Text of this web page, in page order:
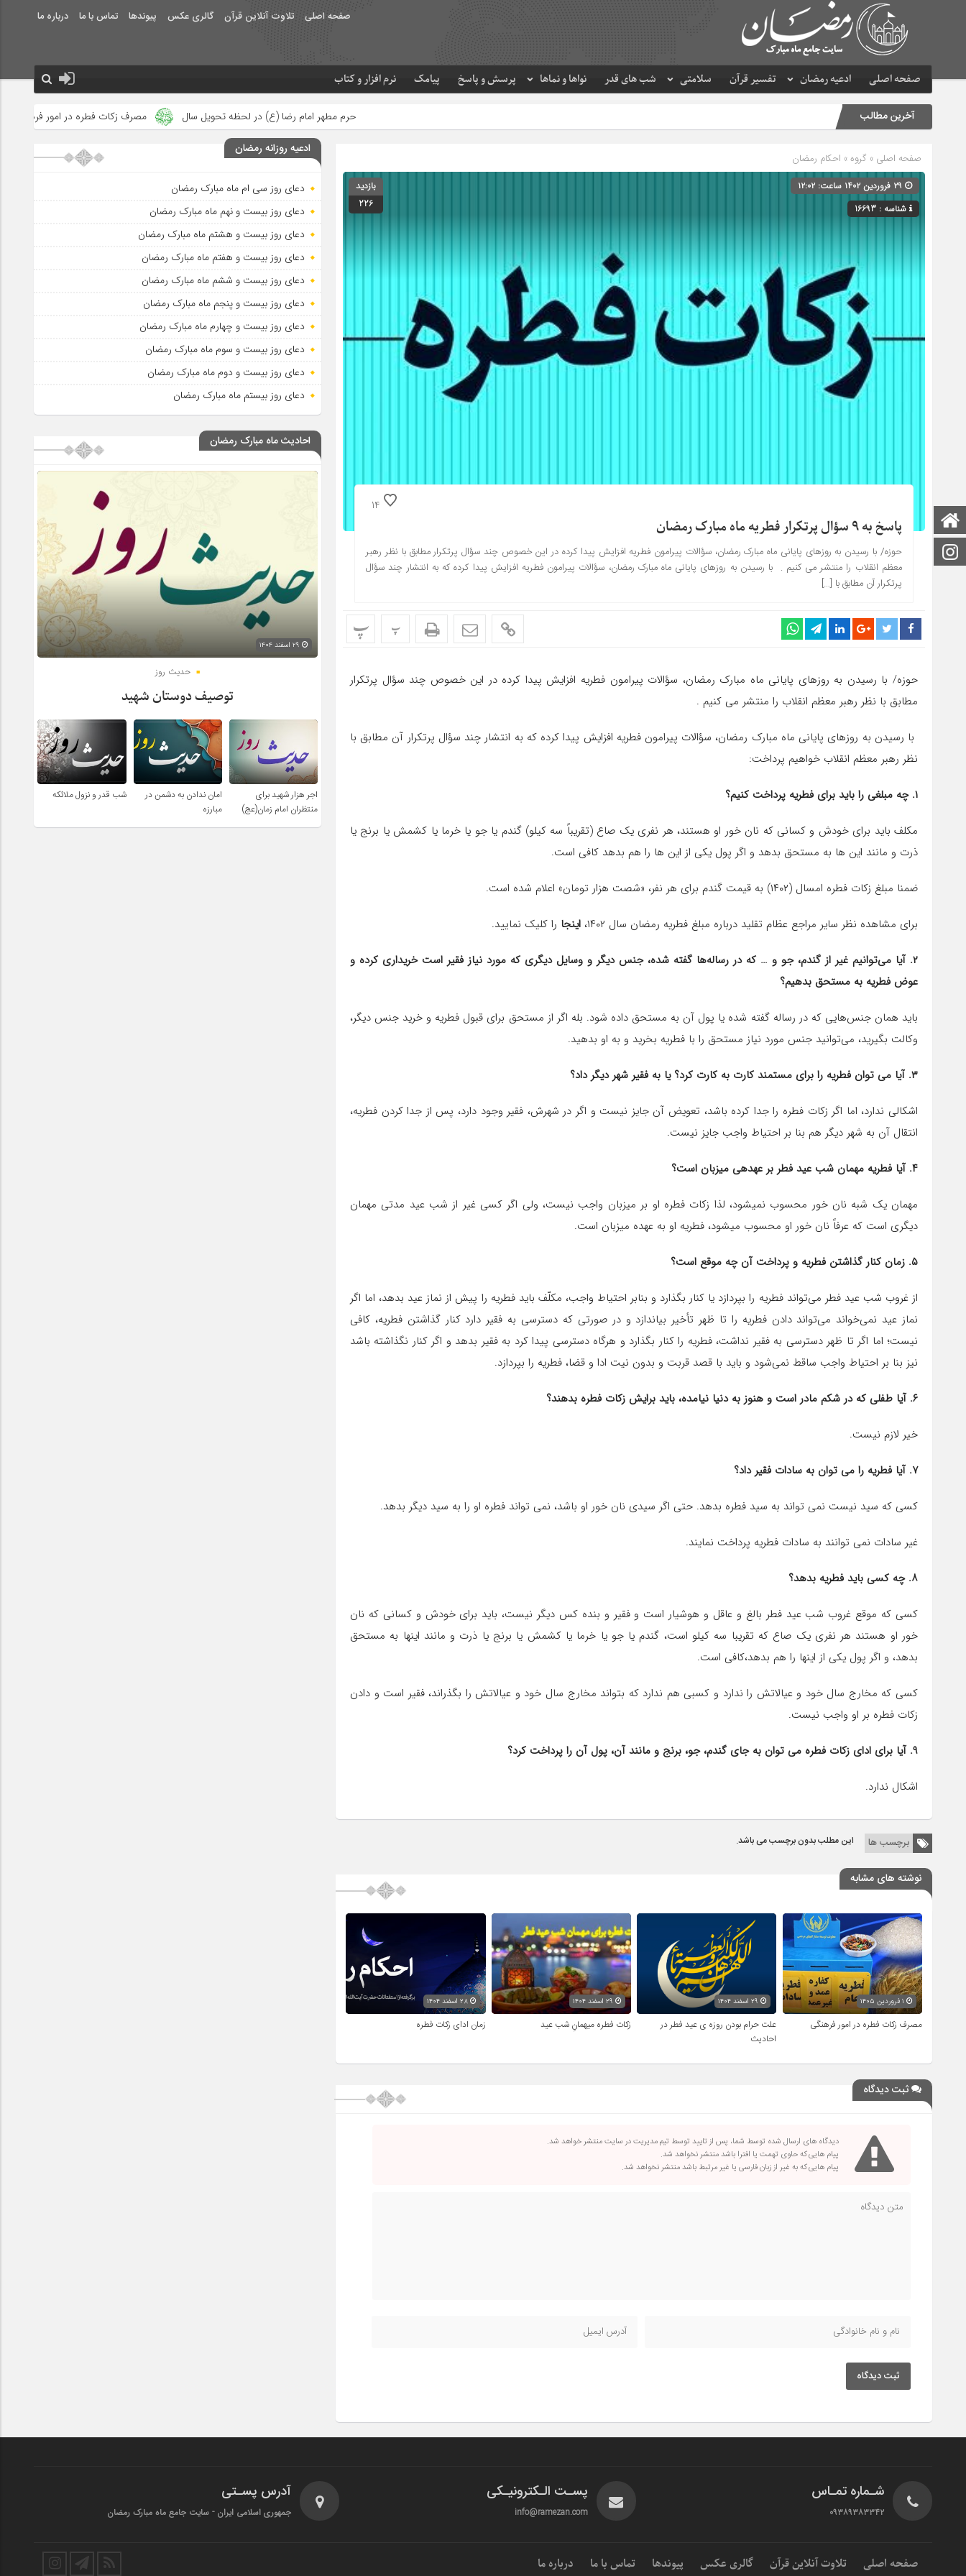
صفحه اصلی تلاوت آنلاین قرآن گالری عکس پیوندها تماس با ما درباره ما
صفحه اصلی ادعیه رمضان تفسیر قرآن سلامتی شب های قدر نواها و نماها پرسش و پاسخ پیامک نرم افزار و کتاب
صفحه اصلی
اینستاگرام
آخرین مطالب حرم مطهر امام رضا (ع) در لحظه تحویل سال مصرف زکات فطره در امور فرهنگی جلوه‌های بزرگ
صفحه اصلی » گروه » احکام رمضان
شناسه : 16693
بازدید
226
14
پاسخ به ۹ سؤال پرتکرار فطریه ماه مبارک رمضان
حوزه/ با رسیدن به روزهای پایانی ماه مبارک رمضان، سؤالات پیرامون فطریه افزایش پیدا کرده در این خصوص چند سؤال پرتکرار مطابق با نظر رهبر
معظم انقلاب را منتشر می کنیم . با رسیدن به روزهای پایانی ماه مبارک رمضان، سؤالات پیرامون فطریه افزایش پیدا کرده که به انتشار چند سؤال
پرتکرار آن مطابق با […]
پ پ
حوزه/ با رسیدن به روزهای پایانی ماه مبارک رمضان، سؤالات پیرامون فطریه افزایش پیدا کرده در این خصوص چند سؤال پرتکرار
مطابق با نظر رهبر معظم انقلاب را منتشر می کنیم .
با رسیدن به روزهای پایانی ماه مبارک رمضان، سؤالات پیرامون فطریه افزایش پیدا کرده که به انتشار چند سؤال پرتکرار آن مطابق با
نظر رهبر معظم انقلاب خواهیم پرداخت:
۱. چه مبلغی را باید برای فطریه پرداخت کنیم؟
مکلف باید برای خودش و کسانی که نان خور او هستند، هر نفری یک صاع (تقریباً سه کیلو) گندم یا جو یا خرما یا کشمش یا برنج یا
ذرت و مانند این ها به مستحق بدهد و اگر پول یکی از این ها را هم بدهد کافی است.
ضمنا مبلغ زکات فطره امسال (۱۴۰۲) به قیمت گندم برای هر نفر، «شصت هزار تومان» اعلام شده است.
برای مشاهده نظر سایر مراجع عظام تقلید درباره مبلغ فطریه رمضان سال ۱۴۰۲، اینجا را کلیک نمایید.
۲. آیا می‌توانیم غیر از گندم، جو و … که در رساله‌ها گفته شده، جنس دیگر و وسایل دیگری که مورد نیاز فقیر است خریداری کرده و
عوض فطریه به مستحق بدهیم؟
باید همان جنس‌هایی که در رساله گفته شده یا پول آن به مستحق داده شود. بله اگر از مستحق برای قبول فطریه و خرید جنس دیگر،
وکالت بگیرید، می‌توانید جنس مورد نیاز مستحق را با فطریه بخرید و به او بدهید.
۳. آیا می توان فطریه را برای مستمند کارت به کارت کرد؟ یا به فقیر شهر دیگر داد؟
اشکالی ندارد، اما اگر زکات فطره را جدا کرده باشد، تعویض آن جایز نیست و اگر در شهرش، فقیر وجود دارد، پس از جدا کردن فطریه،
انتقال آن به شهر دیگر هم بنا بر احتیاط واجب جایز نیست.
۴. آیا فطریه مهمان شب عید فطر بر عهدهی میزبان است؟
مهمان یک شبه نان خور محسوب نمیشود، لذا زکات فطره او بر میزبان واجب نیست، ولی اگر کسی غیر از شب عید مدتی مهمان
دیگری است که عرفاً نان خور او محسوب میشود، فطریه او به عهده میزبان است.
۵. زمان کنار گذاشتن فطریه و پرداخت آن چه موقع است؟
از غروب شب عید فطر می‌تواند فطریه را بپردازد یا کنار بگذارد و بنابر احتیاط واجب، مکلّف باید فطریه را پیش از نماز عید بدهد، اما اگر
نماز عید نمی‌خواند می‌تواند دادن فطریه را تا ظهر تأخیر بیاندازد و در صورتی که دسترسی به فقیر دارد کنار گذاشتن فطریه، کافی
نیست؛ اما اگر تا ظهر دسترسی به فقیر نداشت، فطریه را کنار بگذارد و هرگاه دسترسی پیدا کرد به فقیر بدهد و اگر کنار نگذاشته باشد
نیز بنا بر احتیاط واجب ساقط نمی‌شود و باید با قصد قربت و بدون نیت ادا و قضا، فطریه را بپردازد.
۶. آیا طفلی که در شکم مادر است و هنوز به دنیا نیامده، باید برایش زکات فطره بدهند؟
خیر لازم نیست.
۷. آیا فطریه را می توان به سادات فقیر داد؟
کسی که سید نیست نمی تواند به سید فطره بدهد. حتی اگر سیدی نان خور او باشد، نمی تواند فطره او را به سید دیگر بدهد.
غیر سادات نمی توانند به سادات فطریه پرداخت نمایند.
۸. چه کسی باید فطریه بدهد؟
کسی که موقع غروب شب عید فطر بالغ و عاقل و هوشیار است و فقیر و بنده کس دیگر نیست، باید برای خودش و کسانی که نان
خور او هستند هر نفری یک صاع که تقریبا سه کیلو است، گندم یا جو یا خرما یا کشمش یا برنج یا ذرت و مانند اینها به مستحق
بدهد، و اگر پول یکی از اینها را هم بدهد،کافی است.
کسی که مخارج سال خود و عیالاتش را ندارد و کسبی هم ندارد که بتواند مخارج سال خود و عیالاتش را بگذراند، فقیر است و دادن
زکات فطره بر او واجب نیست.
۹. آیا برای ادای زکات فطره می توان به جای گندم، جو، برنج و مانند آن، پول آن را پرداخت کرد؟
اشکال ندارد.
برچسب ها این مطلب بدون برچسب می باشد.
نوشته های مشابه
مصرف زکات فطره در امور فرهنگی
۲۹ اسفند ۱۴۰۴
علت حرام بودن روزه ی عید فطر در
احادیث
زکات فطره میهمانِ شب عید
۲۸ اسفند ۱۴۰۴
زمان ادای زکات فطره
ثبت دیدگاه
دیدگاه های ارسال شده توسط شما، پس از تایید توسط تیم مدیریت در سایت منتشر خواهد شد.
پیام هایی که حاوی تهمت یا افترا باشد منتشر نخواهد شد.
پیام هایی که به غیر از زبان فارسی یا غیر مرتبط باشد منتشر نخواهد شد.
ثبت دیدگاه
ادعیه روزانه رمضان
دعای روز سی ام ماه مبارک رمضان
دعای روز بیست و نهم ماه مبارک رمضان
دعای روز بیست و هشتم ماه مبارک رمضان
دعای روز بیست و هفتم ماه مبارک رمضان
دعای روز بیست و ششم ماه مبارک رمضان
دعای روز بیست و پنجم ماه مبارک رمضان
دعای روز بیست و چهارم ماه مبارک رمضان
دعای روز بیست و سوم ماه مبارک رمضان
دعای روز بیست و دوم ماه مبارک رمضان
دعای روز بیستم ماه مبارک رمضان
احادیث ماه مبارک رمضان
حدیث روز
توصیف دوستان شهید
اجر هزار شهید برای
منتظران امام زمان(عج)
امان ندادن به دشمن در
مبارزه
شب قدر و نزول ملائکه
شـماره تمـاس
۰۹۳۸۹۳۸۳۳۴۲
پسـت الـکترونیـکی
info@ramezan.com
آدرس پسـتی
جمهوری اسلامی ایران - سایت جامع ماه مبارک رمضان
صفحه اصلی تلاوت آنلاین قرآن گالری عکس پیوندها تماس با ما درباره ما